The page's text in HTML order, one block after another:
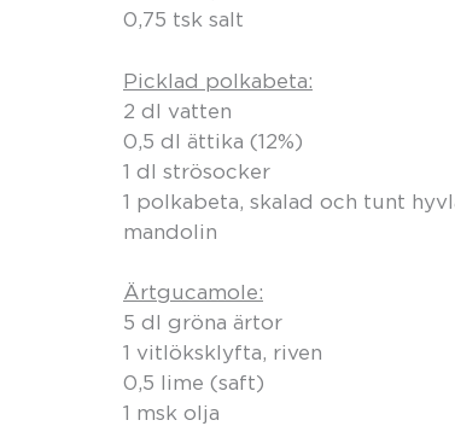
0,75 tsk salt
Picklad polkabeta:
2 dl vatten
0,5 dl ättika (12%)
1 dl strösocker
1 polkabeta, skalad och tunt
mandolin
Ärtgucamole:
5 dl gröna ärtor
1 vitlöksklyfta, riven
0,5 lime (saft)
1 msk olja